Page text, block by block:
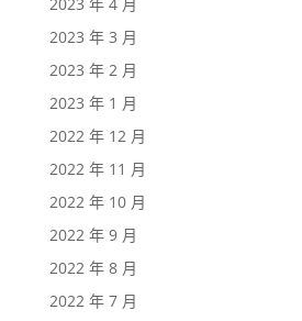
2023 年 3 月
2023 年 2 月
2023 年 1 月
2022 年 12 月
2022 年 11 月
2022 年 10 月
2022 年 9 月
2022 年 8 月
2022 年 7 月